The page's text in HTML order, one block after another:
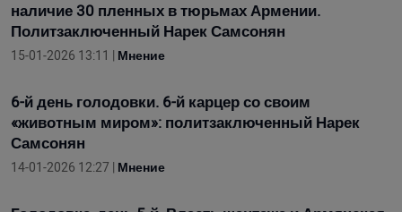
наличие 30 пленных в тюрьмах Армении.
Политзаключенный Нарек Самсонян
15-01-2026 13:11 | Мнение
6-й день голодовки. 6-й карцер со своим
«животным миром»: политзаключенный Нарек
Самсонян
14-01-2026 12:27 | Мнение